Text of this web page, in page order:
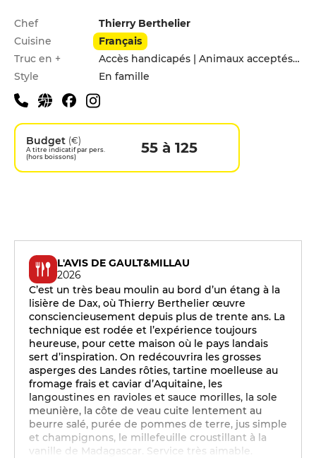
Infos pratiques
Chef
Thierry Berthelier
Cuisine
Français
Truc en +
Accès handicapés | Animaux acceptés | Menu enfants | Parking privé
Style
En famille
Budget (€)
A titre indicatif par pers.
(hors boissons)
55 à 125
L'AVIS DE GAULT&MILLAU
2026
C’est un très beau moulin au bord d’un étang à la
lisière de Dax, où Thierry Berthelier œuvre
consciencieusement depuis plus de trente ans. La
technique est rodée et l’expérience toujours
heureuse, pour cette maison où le pays landais
sert d’inspiration. On redécouvrira les grosses
asperges des Landes rôties, tartine moelleuse au
fromage frais et caviar d’Aquitaine, les
langoustines en ravioles et sauce morilles, la sole
meunière, la côte de veau cuite lentement au
beurre salé, purée de pommes de terre, jus simple
et champignons, le millefeuille croustillant à la
vanille de Madagascar. Service très aimable.